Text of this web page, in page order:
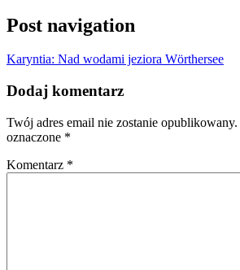
Post navigation
Karyntia: Nad wodami jeziora Wörthersee
Dodaj komentarz
Twój adres email nie zostanie opublikowany.
oznaczone *
Komentarz *